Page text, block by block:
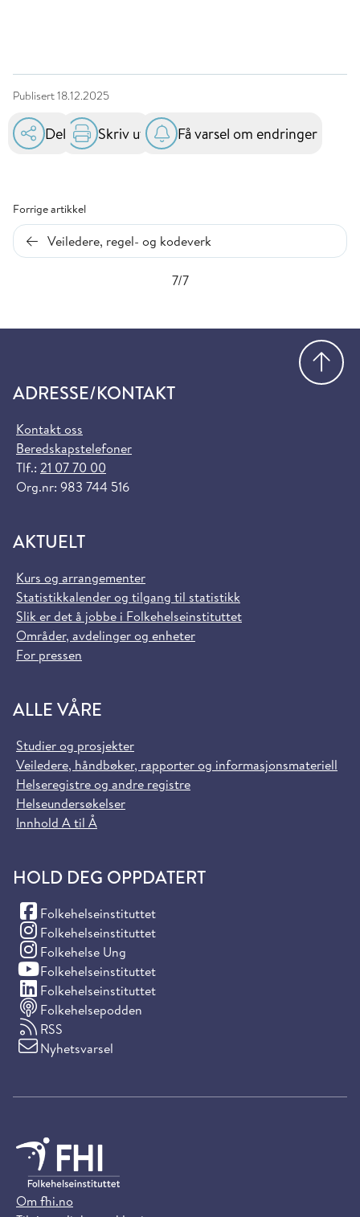
Publisert18.12.2025
Del Skriv ut Få varsel om endringer
Forrige artikkel
Veiledere, regel- og kodeverk
7/7
ADRESSE/KONTAKT
Kontakt oss
Beredskapstelefoner
Tlf.: 21 07 70 00
Org.nr: 983 744 516
AKTUELT
Kurs og arrangementer
Statistikkalender og tilgang til statistikk
Slik er det å jobbe i Folkehelseinstituttet
Områder, avdelinger og enheter
For pressen
ALLE VÅRE
Studier og prosjekter
Veiledere, håndbøker, rapporter og informasjonsmateriell
Helseregistre og andre registre
Helseundersøkelser
Innhold A til Å
HOLD DEG OPPDATERT
Folkehelseinstituttet
(Facebook)
Folkehelseinstituttet
(Instagram)
Folkehelse Ung
(Instagram)
Folkehelseinstituttet
(YouTube)
Folkehelseinstituttet
(LinkedIn)
Folkehelsepodden
RSS
Nyhetsvarsel
Om fhi.no